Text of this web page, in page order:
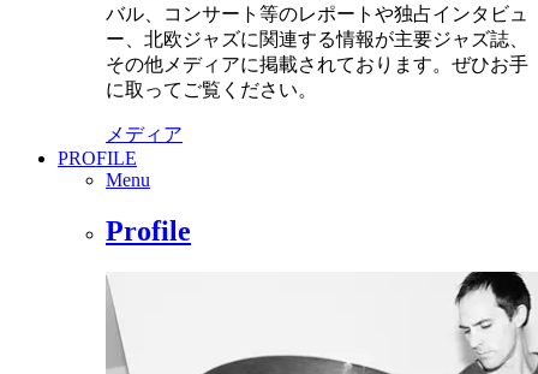
バル、コンサート等のレポートや独占インタビュ
ー、北欧ジャズに関連する情報が主要ジャズ誌、
その他メディアに掲載されております。ぜひお手
に取ってご覧ください。
メディア
PROFILE
Menu
Profile